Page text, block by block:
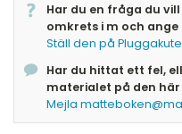
Låt \(x\) beteckna
giga betyder miljard,
(10^9\), vet vi att \
Alltså har vi att
Har du en fråga du
omkrets i m och ange
Ställ den på
Har du hittat ett fel,
materialet på den här
Mejla